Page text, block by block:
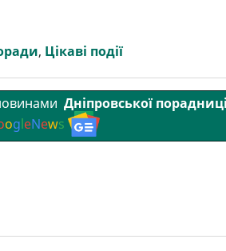
, Цікаві події
Дніпровської порадниці
ogleNews